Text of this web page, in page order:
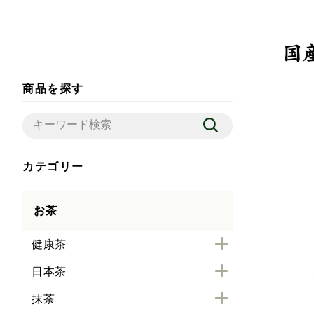
商品を探す
カテゴリー
お茶
健康茶
日本茶
抹茶